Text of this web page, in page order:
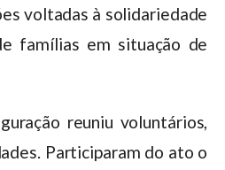
voltadas à solidariedade
famílias em situação de
reuniu voluntários,
Participaram do ato o